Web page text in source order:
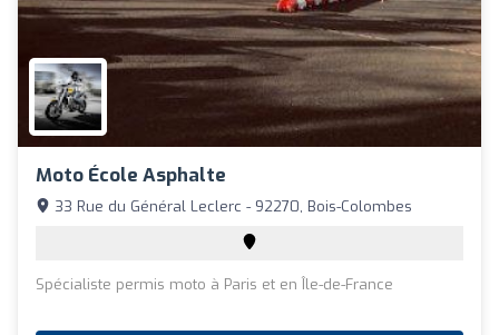
Moto École Asphalte
33 Rue du Général Leclerc - 92270, Bois-Colombes
Spécialiste permis moto à Paris et en Île-de-France